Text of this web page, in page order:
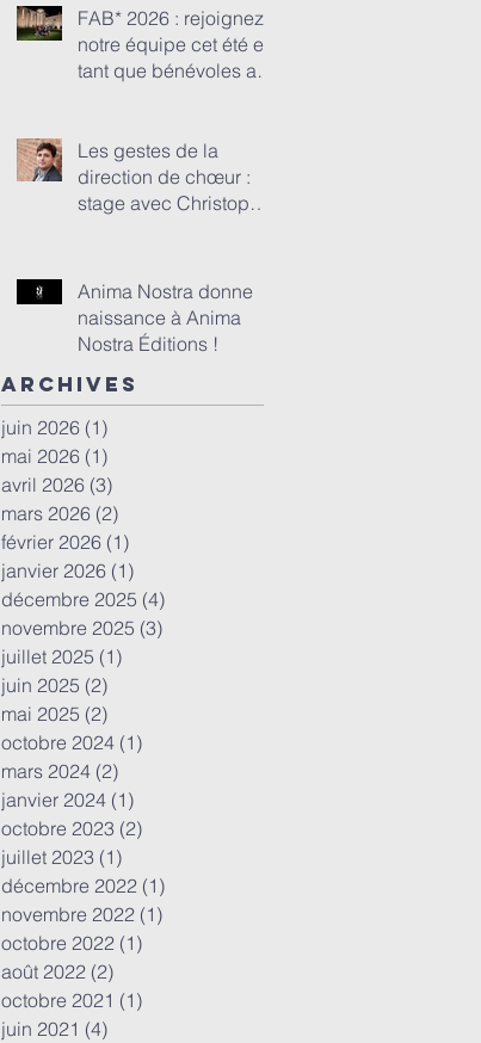
FAB* 2026 : rejoignez
notre équipe cet été en
tant que bénévoles au
Les gestes de la
direction de chœur :
stage avec Christopher
Occitanie les 17 et 18
janvier à Toulouse
Anima Nostra donne
naissance à Anima
Nostra Éditions !
Archives
juin 2026 (1)
mai 2026 (1)
avril 2026 (3)
mars 2026 (2)
février 2026 (1)
janvier 2026 (1)
décembre 2025 (4)
novembre 2025 (3)
juillet 2025 (1)
juin 2025 (2)
mai 2025 (2)
octobre 2024 (1)
mars 2024 (2)
janvier 2024 (1)
octobre 2023 (2)
juillet 2023 (1)
décembre 2022 (1)
novembre 2022 (1)
octobre 2022 (1)
août 2022 (2)
octobre 2021 (1)
juin 2021 (4)